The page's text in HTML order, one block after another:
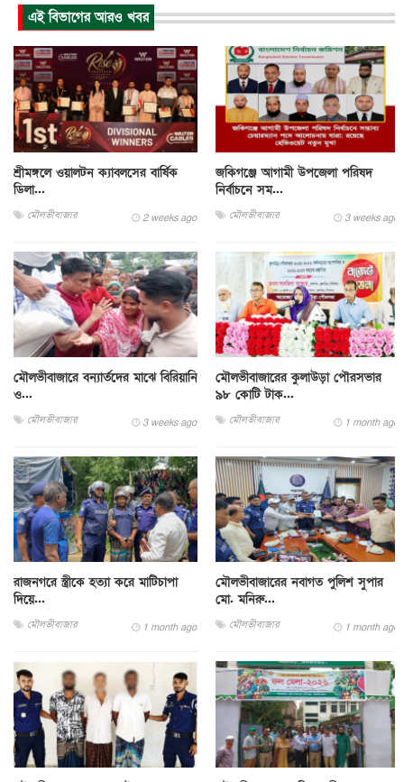
এই বিভাগের আরও খবর
শ্রীমঙ্গলে ওয়ালটন ক্যাবলসের বার্ষিক
ডিলা...
মৌলভীবাজার 2 weeks ago
জকিগঞ্জে আগামী উপজেলা পরিষদ
নির্বাচনে সম...
মৌলভীবাজার 3 weeks ago
মৌলভীবাজারে বন্যার্তদের মাঝে বিরিয়ানি
ও...
মৌলভীবাজার 3 weeks ago
মৌলভীবাজারের কুলাউড়া পৌরসভার
৯৮ কোটি টাক...
মৌলভীবাজার 1 month ago
রাজনগরে স্ত্রীকে হত্যা করে মাটিচাপা
দিয়ে...
মৌলভীবাজার 1 month ago
মৌলভীবাজারের নবাগত পুলিশ সুপার
মো. মনিরু...
মৌলভীবাজার 1 month ago